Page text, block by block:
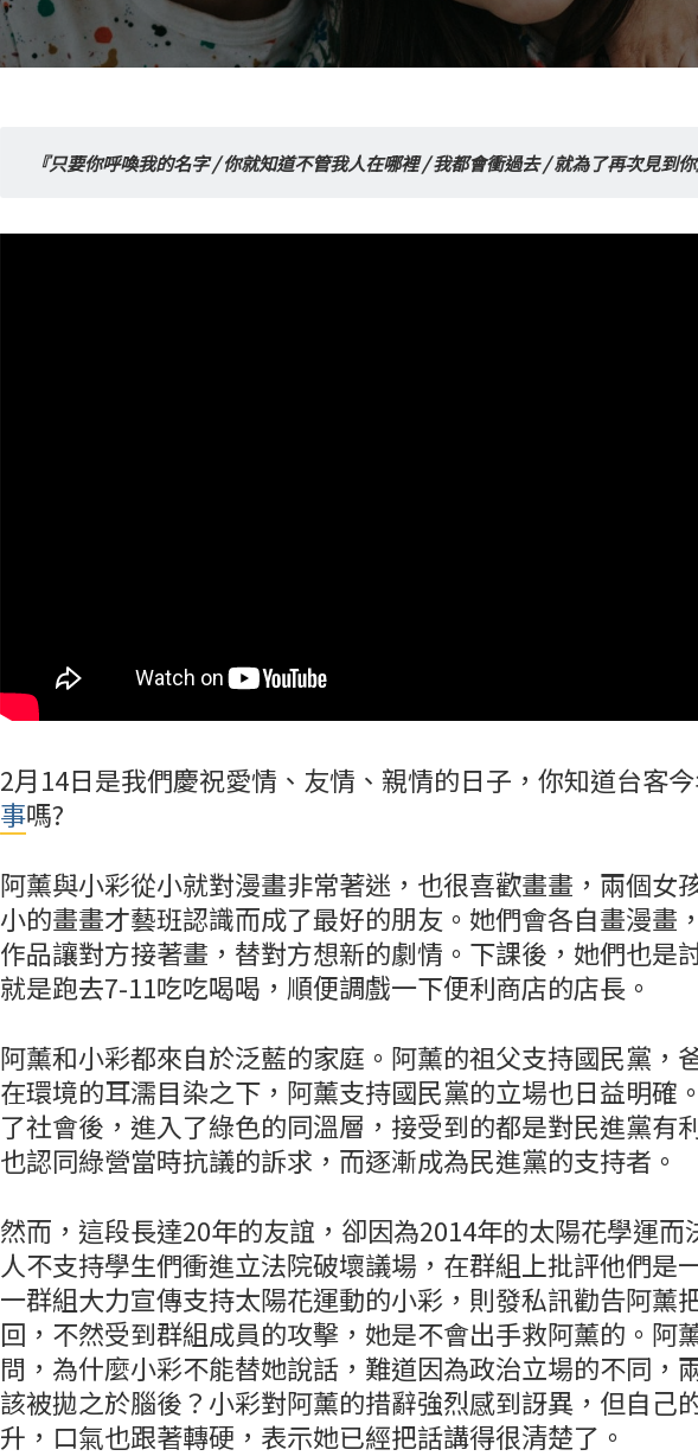
『只要你呼喚我的名字 / 你就知道不管我人在哪裡 / 我都會衝過去 / 就為了再次見到
2月14日是我們慶祝愛情、友情、親情的日子，你知道台客
事嗎?
阿薰與小彩從小就對漫畫非常著迷，也很喜歡畫畫，兩個女
小的畫畫才藝班認識而成了最好的朋友。她們會各自畫漫畫
作品讓對方接著畫，替對方想新的劇情。下課後，她們也是
就是跑去7-11吃吃喝喝，順便調戲一下便利商店的店長。
阿薰和小彩都來自於泛藍的家庭。阿薰的祖父支持國民黨，
在環境的耳濡目染之下，阿薰支持國民黨的立場也日益明確
了社會後，進入了綠色的同溫層，接受到的都是對民進黨有
也認同綠營當時抗議的訴求，而逐漸成為民進黨的支持者。
然而，這段長達20年的友誼，卻因為2014年的太陽花學運而
人不支持學生們衝進立法院破壞議場，在群組上批評他們是
一群組大力宣傳支持太陽花運動的小彩，則發私訊勸告阿薰
回，不然受到群組成員的攻擊，她是不會出手救阿薰的。阿
問，為什麼小彩不能替她說話，難道因為政治立場的不同，
該被拋之於腦後？小彩對阿薰的措辭強烈感到訝異，但自己
升，口氣也跟著轉硬，表示她已經把話講得很清楚了。